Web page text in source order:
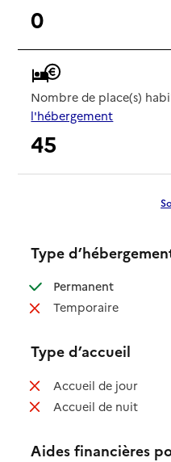
0
Nombre de place(s)
l'hébergement
45
Type
Permanent: disponible
Temporaire
: non
Type d’accueil
Accueil de jour
: non
Accueil de nuit
: non
Aides financières